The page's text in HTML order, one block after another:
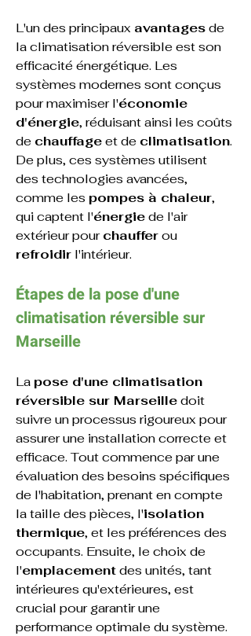
L'un des principaux avantages de
la climatisation réversible est son
efficacité énergétique. Les
systèmes modernes sont conçus
pour maximiser l'économie
d'énergie, réduisant ainsi les coûts
de chauffage et de climatisation.
De plus, ces systèmes utilisent
des technologies avancées,
comme les pompes à chaleur,
qui captent l'énergie de l'air
extérieur pour chauffer ou
refroidir l'intérieur.
Étapes de la pose d'une
climatisation réversible sur
Marseille
La pose d'une climatisation
réversible sur Marseille doit
suivre un processus rigoureux pour
assurer une installation correcte et
efficace. Tout commence par une
évaluation des besoins spécifiques
de l'habitation, prenant en compte
la taille des pièces, l'isolation
thermique, et les préférences des
occupants. Ensuite, le choix de
l'emplacement des unités, tant
intérieures qu'extérieures, est
crucial pour garantir une
performance optimale du système.